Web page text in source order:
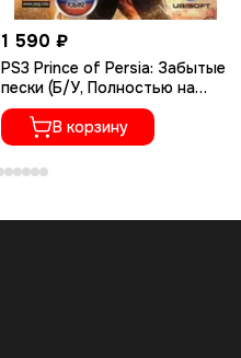
1 590 ₽
PS3 Prince of Persia: Забытые
пески (Б/У, Полностью на
русском языке, BLES-00906)
В корзину